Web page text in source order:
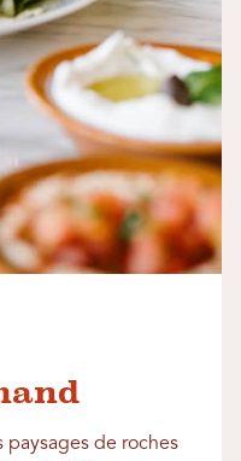
paysages de roches